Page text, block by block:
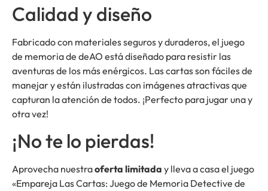
Calidad y diseño
Fabricado con materiales seguros y duraderos, el juego
de memoria de deAO está diseñado para resistir las
aventuras de los más enérgicos. Las cartas son fáciles de
manejar y están ilustradas con imágenes atractivas que
capturan la atención de todos. ¡Perfecto para jugar una y
otra vez!
¡No te lo pierdas!
Aprovecha nuestraoferta limitada y lleva a casa el juego
«Empareja Las Cartas: Juego de Memoria Detective de